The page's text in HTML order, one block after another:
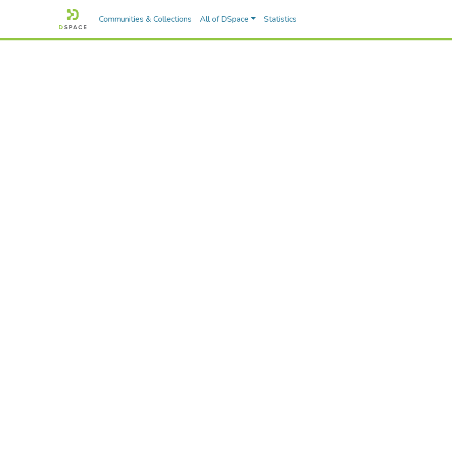
Communities & Collections All of DSpace Statistics